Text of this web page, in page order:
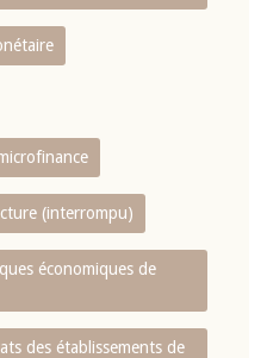
(interrompu)
économiques de
des établissements de